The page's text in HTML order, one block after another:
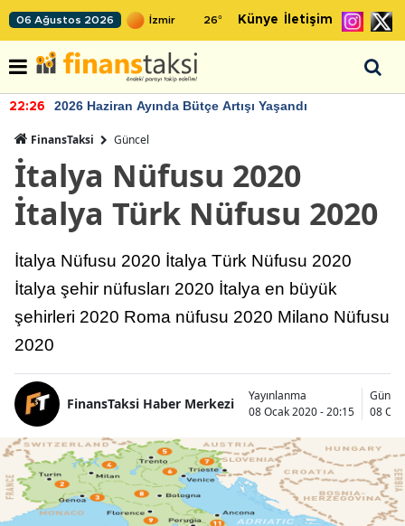
06 Ağustos 2026 26° Künye İletişim
22:26 2026 Haziran Ayında Bütçe Artışı Yaşandı
FinansTaksi Güncel
İtalya Nüfusu 2020
İtalya Türk Nüfusu 2020
İtalya Nüfusu 2020 İtalya Türk Nüfusu 2020
İtalya şehir nüfusları 2020 İtalya en büyük
şehirleri 2020 Roma nüfusu 2020 Milano Nüfusu
2020
FinansTaksi Haber Merkezi
Yayınlanma
08 Ocak 2020 - 20:15
08